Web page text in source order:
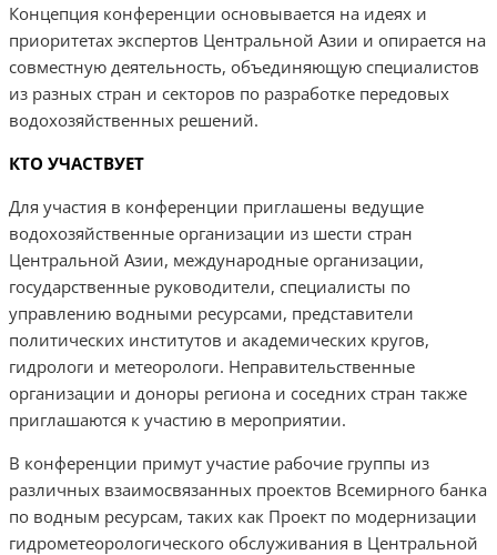
Концепция конференции основывается на идеях и
приоритетах экспертов Центральной Азии и опирается на
совместную деятельность, объединяющую специалистов
из разных стран и секторов по разработке передовых
водохозяйственных решений.
КТО УЧАСТВУЕТ
Для участия в конференции приглашены ведущие
водохозяйственные организации из шести стран
Центральной Азии, международные организации,
государственные руководители, специалисты по
управлению водными ресурсами, представители
политических институтов и академических кругов,
гидрологи и метеорологи. Неправительственные
организации и доноры региона и соседних стран также
приглашаются к участию в мероприятии.
В конференции примут участие рабочие группы из
различных взаимосвязанных проектов Всемирного банка
по водным ресурсам, таких как Проект по модернизации
гидрометеорологического обслуживания в Центральной